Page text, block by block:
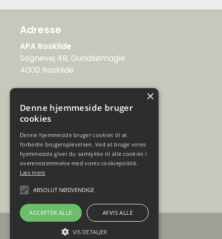
Adresse
APA Roskilde
Sognevej 4B, Gundsømagle
4000 Roskilde
Kontakt
Tlf: 20 81 15 01
post@apa-afspaending.dk
Telefontid
Mandag og onsdag 10-16
Tirsdag 13-16
En del af
×
Denne hjemmeside bruger
cookies
Denne hjemmeside bruger cookies til at
forbedre brugeroplevelsen. Ved at bruge vores
hjemmeside giver du samtykke til alle cookies i
overensstemmelse med vores cookiepolitik.
Læs mere
ABSOLUT NØDVENDIGE
ACCEPTER ALLE AFVIS ALLE
VIS DETALJER